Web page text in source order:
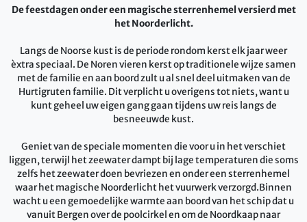
De feestdagen onder een magische sterrenhemel versierd met
het Noorderlicht.
Langs de Noorse kust is de periode rondom kerst elk jaar weer
èxtra speciaal. De Noren vieren kerst op traditionele wijze samen
met de familie en aan boord zult u al snel deel uitmaken van de
Hurtigruten familie. Dit verplicht u overigens tot niets, want u
kunt geheel uw eigen gang gaan tijdens uw reis langs de
besneeuwde kust.
Geniet van de speciale momenten die voor u in het verschiet
liggen, terwijl het zeewater dampt bij lage temperaturen die soms
zelfs het zeewater doen bevriezen en onder een sterrenhemel
waar het magische Noorderlicht het vuurwerk verzorgd.Binnen
wacht u een gemoedelijke warmte aan boord van het schip dat u
vanuit Bergen over de poolcirkel en om de Noordkaap naar